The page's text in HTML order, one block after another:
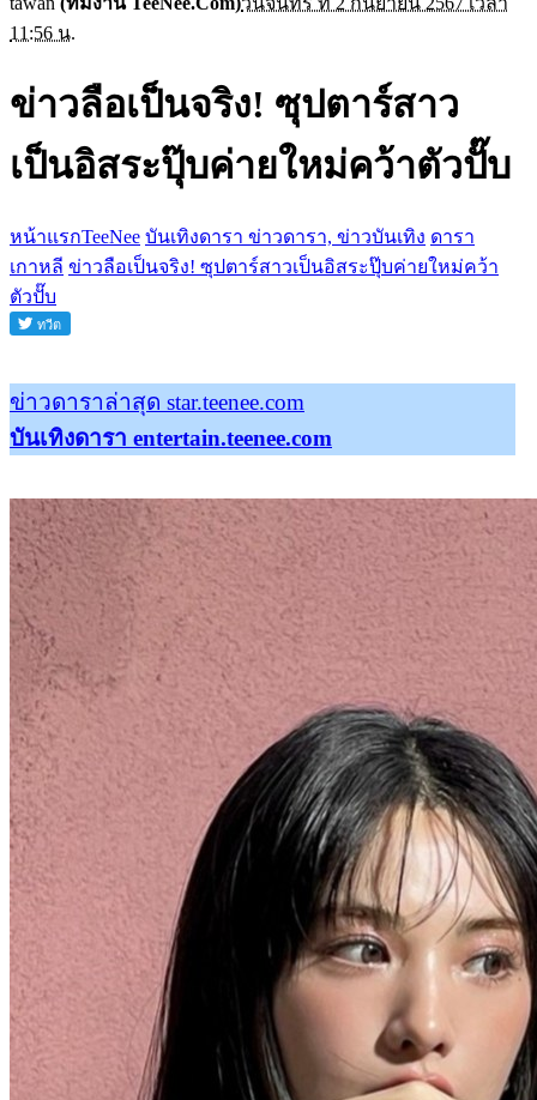
11:56 น.
ข่าวลือเป็นจริง! ซุปตาร์สาว
เป็นอิสระปุ๊บค่ายใหม่คว้าตัวปั๊บ
หน้าแรกTeeNee บันเทิงดารา ข่าวดารา, ข่าวบันเทิง ดารา
เกาหลี ข่าวลือเป็นจริง! ซุปตาร์สาวเป็นอิสระปุ๊บค่ายใหม่คว้า
ตัวปั๊บ
ข่าวดาราล่าสุด star.teenee.com
บันเทิงดารา entertain.teenee.com